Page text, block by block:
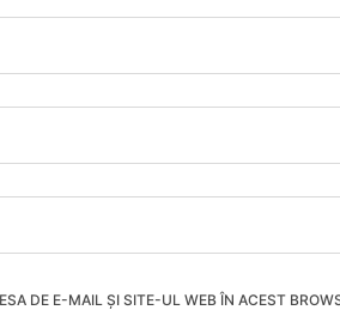
DE E-MAIL ȘI SITE-UL WEB ÎN ACEST